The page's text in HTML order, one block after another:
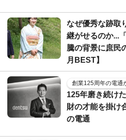
なぜ優秀な跡取
継がせるのか...
騰の背景に庶民
月BEST】
創業125周年の電通
125年磨き続け
財の才能を掛け
の電通